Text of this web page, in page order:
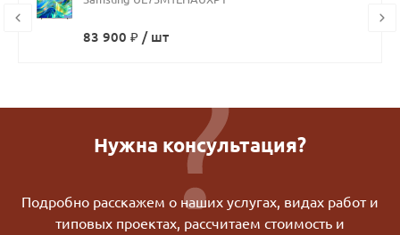
83 900 ₽ / шт
Нужна консультация?
Подробно расскажем о наших услугах, видах работ и
типовых проектах, рассчитаем стоимость и